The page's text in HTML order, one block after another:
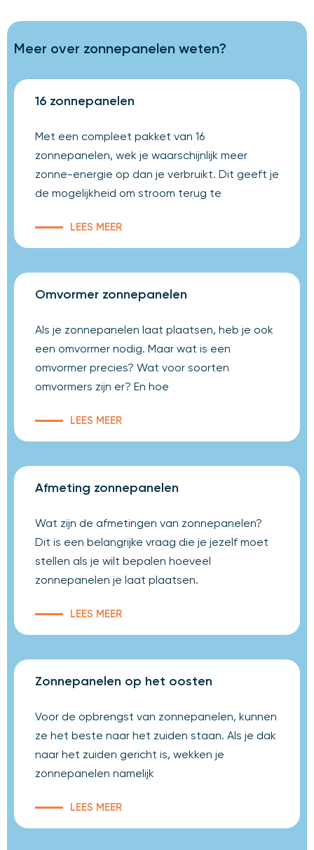
Meer over zonnepanelen weten?
16 zonnepanelen
Met een compleet pakket van 16
zonnepanelen, wek je waarschijnlijk meer
zonne-energie op dan je verbruikt. Dit geeft je
de mogelijkheid om stroom terug te
LEES MEER
Omvormer zonnepanelen
Als je zonnepanelen laat plaatsen, heb je ook
een omvormer nodig. Maar wat is een
omvormer precies? Wat voor soorten
omvormers zijn er? En hoe
LEES MEER
Afmeting zonnepanelen
Wat zijn de afmetingen van zonnepanelen?
Dit is een belangrijke vraag die je jezelf moet
stellen als je wilt bepalen hoeveel
zonnepanelen je laat plaatsen.
LEES MEER
Zonnepanelen op het oosten
Voor de opbrengst van zonnepanelen, kunnen
ze het beste naar het zuiden staan. Als je dak
naar het zuiden gericht is, wekken je
zonnepanelen namelijk
LEES MEER